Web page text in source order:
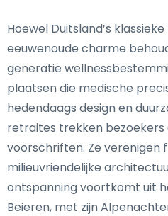
Hoewel Duitsland’s
eeuwenoude charme
generatie
plaatsen die medische
hedendaags design en
retraites trekken bezoekers
voorschriften. Ze verenigen
milieuvriendelijke
ontspanning voortkomt uit
Beieren, met zijn